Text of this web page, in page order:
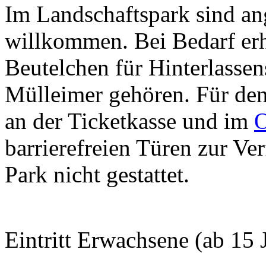
Im Landschaftspark sind
willkommen. Bei Bedarf
Beutelchen für
Mülleimer gehören. Für
an der Ticketkasse und im
barrierefreien Türen zur
Park nicht gestattet.
Eintritt Erwachsene (ab 15